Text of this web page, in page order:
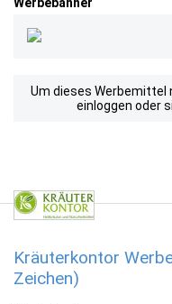
Um dieses Werbemittel
einloggen oder
Kräuterkontor
Zeichen)